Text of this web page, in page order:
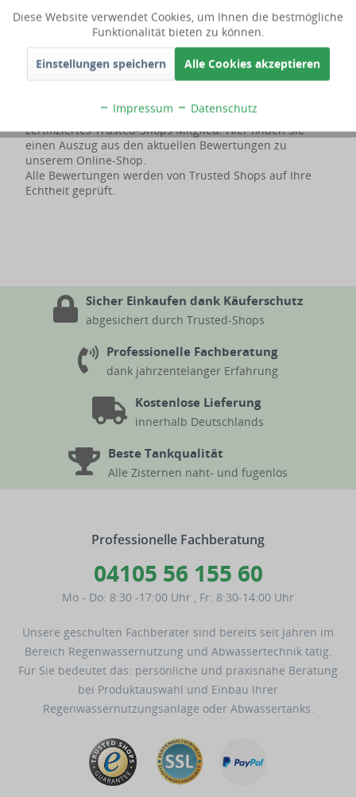
Kundenbewertungen
Bereits seit dem Jahre 2013 sind wir geprüftes und
zertifiziertes Trusted-Shops Mitglied. Hier finden Sie
einen Auszug aus den aktuellen Bewertungen zu
unserem Online-Shop.
Alle Bewertungen werden von Trusted Shops auf Ihre
Echtheit geprüft.
Sicher Einkaufen dank Käuferschutz
abgesichert durch Trusted-Shops
Professionelle Fachberatung
dank jahrzentelanger Erfahrung
Kostenlose Lieferung
innerhalb Deutschlands
Beste Tankqualität
Alle Zisternen naht- und fugenlos
Professionelle Fachberatung
04105 56 155 60
Mo - Do: 8:30 -17:00 Uhr Fr: 8:30-14:00 Uhr
Unsere geschulten Fachberater sind bereits seit Jahren im
Bereich Regenwassernutzung und Abwassertechnik tätig.
Für Sie bedeutet das: persönliche und praxisnahe Beratung
bei Produktauswahl und Einbau Ihrer
Regenwassernutzungsanlage oder Abwassertanks.
Diese Website verwendet Cookies, um Ihnen die bestmögliche
Funktionalität bieten zu können.
Einstellungen speichern Alle Cookies akzeptieren
Impressum Datenschutz